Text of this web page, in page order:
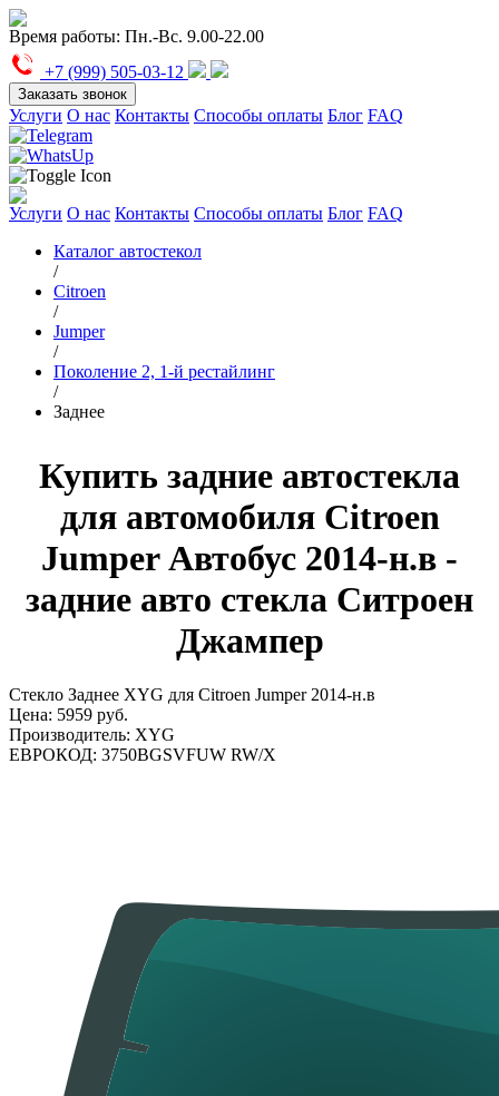
Время работы: Пн.-Вс. 9.00-22.00
+7 (999) 505-03-12
Заказать звонок
Услуги О нас Контакты Способы оплаты Блог FAQ
Услуги О нас Контакты Способы оплаты Блог FAQ
Каталог автостекол
/
Citroen
/
Jumper
/
Поколение 2, 1-й рестайлинг
/
Заднее
Купить задние автостекла
для автомобиля Citroen
Jumper Автобус 2014-н.в -
задние авто стекла Ситроен
Джампер
Стекло Заднее XYG для Citroen Jumper 2014-н.в
Цена: 5959 руб.
Производитель: XYG
ЕВРОКОД: 3750BGSVFUW RW/X